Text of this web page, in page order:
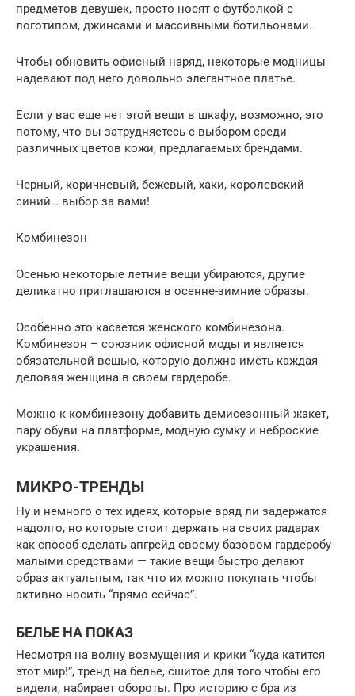
предметов девушек, просто носят с футболкой с
логотипом, джинсами и массивными ботильонами.
Чтобы обновить офисный наряд, некоторые модницы
надевают под него довольно элегантное платье.
Если у вас еще нет этой вещи в шкафу, возможно, это
потому, что вы затрудняетесь с выбором среди
различных цветов кожи, предлагаемых брендами.
Черный, коричневый, бежевый, хаки, королевский
синий… выбор за вами!
Комбинезон
Осенью некоторые летние вещи убираются, другие
деликатно приглашаются в осенне-зимние образы.
Особенно это касается женского комбинезона.
Комбинезон – союзник офисной моды и является
обязательной вещью, которую должна иметь каждая
деловая женщина в своем гардеробе.
Можно к комбинезону добавить демисезонный жакет,
пару обуви на платформе, модную сумку и неброские
украшения.
МИКРО-ТРЕНДЫ
Ну и немного о тех идеях, которые вряд ли задержатся
надолго, но которые стоит держать на своих радарах
как способ сделать апгрейд своему базовом гардеробу
малыми средствами — такие вещи быстро делают
образ актуальным, так что их можно покупать чтобы
активно носить “прямо сейчас”.
БЕЛЬЕ НА ПОКАЗ
Несмотря на волну возмущения и крики “куда катится
этот мир!”, тренд на белье, сшитое для того чтобы его
видели, набирает обороты. Про историю с бра из